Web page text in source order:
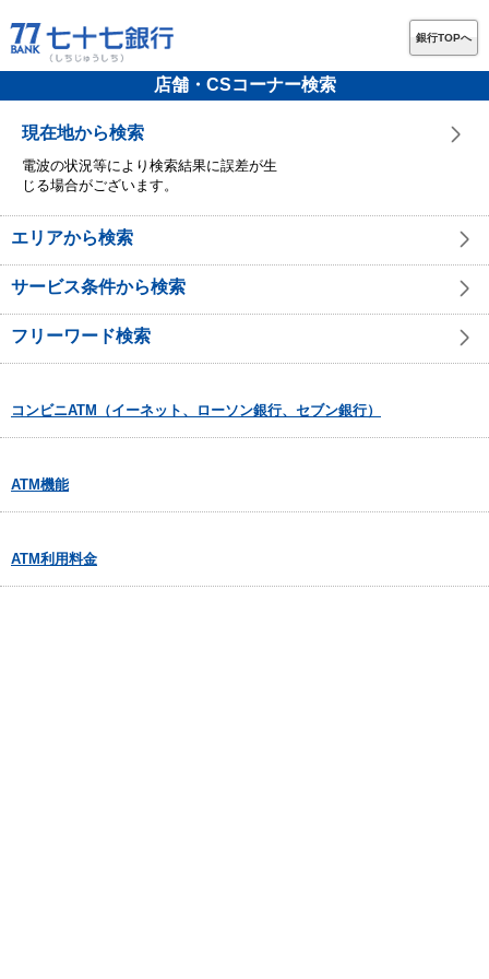
銀行TOPへ
店舗・CSコーナー検索
現在地から検索
電波の状況等により検索結果に誤差が生
じる場合がございます。
エリアから検索
サービス条件から検索
フリーワード検索
コンビニATM（イーネット、ローソン銀行、セブン銀行）
ATM機能
ATM利用料金